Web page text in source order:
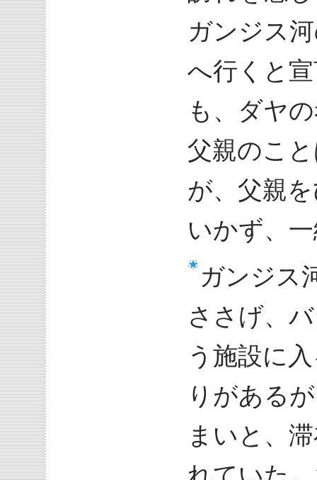
ガンジス
へ行くと
も、ダヤ
父親のこ
が、父親
いかず、
ガンジス
ささげ、
う施設に
りがある
まいと、